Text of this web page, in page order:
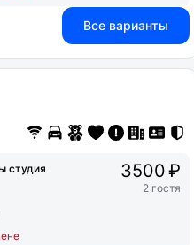
Все варианты
студия
3500 ₽
2 гостя